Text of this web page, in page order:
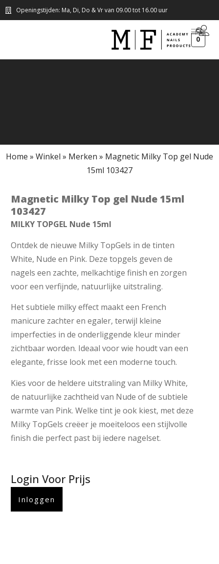
Openingstijden: Ma, Di, Do & Vr van 09.00 tot 16.00 uur
0
Home » Winkel » Merken » Magnetic Milky Top gel Nude
15ml 103427
Magnetic Milky Top gel Nude 15ml
103427
MILKY TOPGEL Nude 15ml
Ontdek de nieuwe Milky TopGels in de tinten
White, Nude en Pink. Deze topgels geven de
nagels een zachte, melkachtige finish en zorgen
voor een verfijnde, natuurlijke uitstraling.
Het subtiele milky effect maakt een French
manicure zachter en egaler, terwijl kleine
imperfecties in de onderliggende kleur minder
zichtbaar worden. Ideaal voor wie houdt van een
elegante, frisse look met een moderne touch.
Kies voor de heldere uitstraling van Milky White,
de natuurlijke zachtheid van Nude of de subtiele
warmte van Pink. Welke tint je ook kiest, met deze
Milky TopGels creëer je moeiteloos een stijlvolle
finish die perfect past bij iedere nagelset.
Login Voor Prijs
Inloggen